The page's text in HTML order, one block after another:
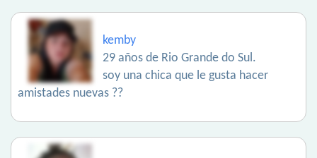
kemby
29 años de Rio Grande do Sul.
soy una chica que le gusta hacer
amistades nuevas ??